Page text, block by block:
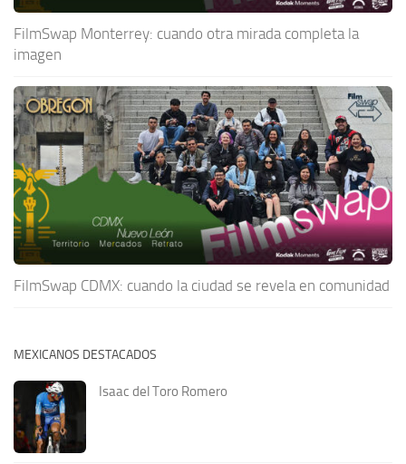
FilmSwap Monterrey: cuando otra mirada completa la
imagen
FilmSwap CDMX: cuando la ciudad se revela en comunidad
MEXICANOS DESTACADOS
Isaac del Toro Romero